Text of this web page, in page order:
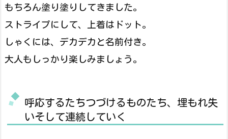
もちろん塗り塗りしてきました。
ストライプにして、上着はドット。
しゃくには、デカデカと名前付き。
大人もしっかり楽しみましょう。
呼応するたちつづけるものたち、埋もれ失
いそして連続していく